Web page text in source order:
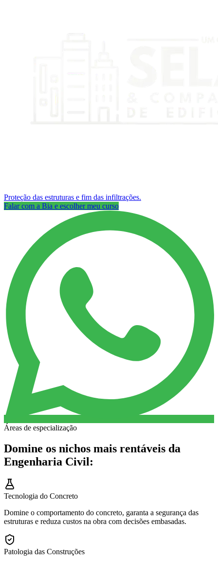
Proteção das estruturas e fim das infiltrações.
Falar com a Bia e escolher meu curso
Áreas de especialização
Domine os nichos mais rentáveis da
Engenharia Civil:
Tecnologia do Concreto
Domine o comportamento do concreto, garanta a segurança das
estruturas e reduza custos na obra com decisões embasadas.
Patologia das Construções